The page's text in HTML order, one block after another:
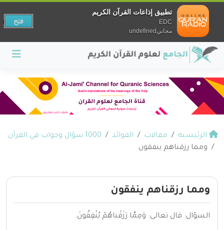
الرئيسية مقالات الفوائد
1000 سؤال وجواب في القرآن
ومما رزقناهم ينفقون
ومما رزقناهم ينفقون
السؤال: قال تعالى: وَمِمَّا رَزَقْناهُمْ يُنْفِقُونَ.
تطبيق إذاعات القرآن الكريم
EDC
مجانيundefined
فتح